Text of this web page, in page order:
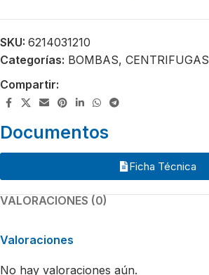
SKU: 6214031210
Categorías: BOMBAS, CENTRIFUGAS
Compartir:
Documentos
Ficha Técnica
VALORACIONES (0)
Valoraciones
No hay valoraciones aún.